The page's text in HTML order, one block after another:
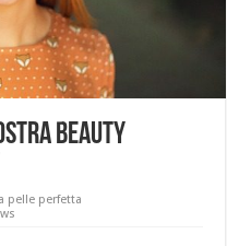
beauty
pelle perfetta